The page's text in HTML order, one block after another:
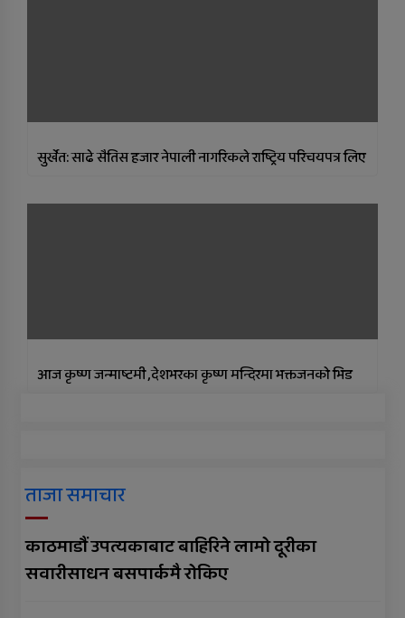
सुर्खेत: साढे सैतिस हजार नेपाली नागरिकले राष्ट्रिय परिचयपत्र लिए
आज कृष्ण जन्माष्टमी ,देशभरका कृष्ण मन्दिरमा भक्तजनको भिड
ताजा समाचार
काठमाडौं उपत्यकाबाट बाहिरिने लामो दूरीका
सवारीसाधन बसपार्कमै रोकिए